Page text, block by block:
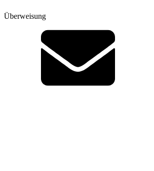
Überweisung